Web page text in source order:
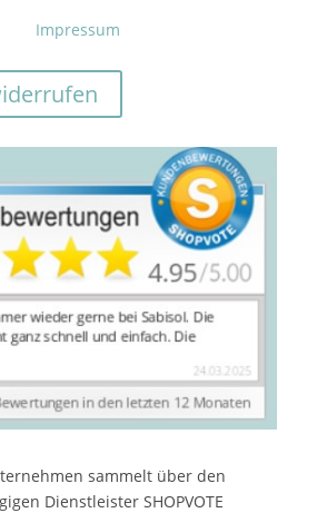
Impressum
sammelt über den
Dienstleister SHOPVOTE